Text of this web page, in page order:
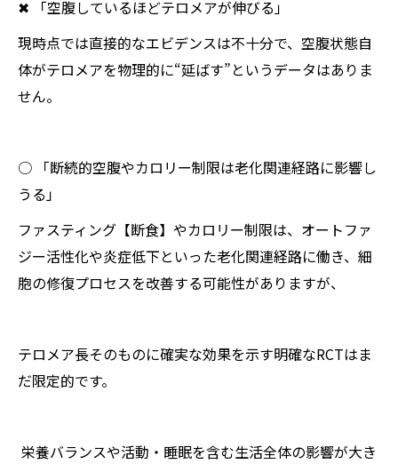
✖ 「空腹しているほどテロメアが伸びる」
現時点では直接的なエビデンスは不十分で、空腹状態自
体がテロメアを物理的に“延ばす”というデータはありま
せん。
○ 「断続的空腹やカロリー制限は老化関連経路に影響し
うる」
ファスティング【断食】やカロリー制限は、オートファ
ジー活性化や炎症低下といった老化関連経路に働き、細
胞の修復プロセスを改善する可能性がありますが、
テロメア長そのものに確実な効果を示す明確なRCTはま
だ限定的です。
栄養バランスや活動・睡眠を含む生活全体の影響が大き